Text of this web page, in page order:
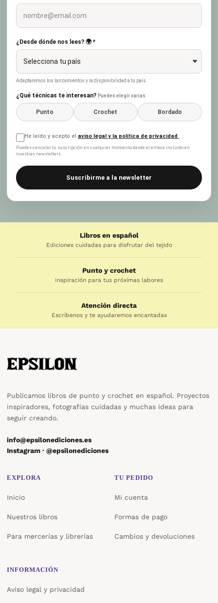
¿Desde dónde nos lees? 🌍 *
Adaptaremos los lanzamientos y la disponibilidad a tu país.
¿Qué técnicas te interesan? Puedes elegir varias
Punto Crochet Bordado
He leído y acepto el aviso legal y la política de privacidad .
Puedes cancelar tu suscripción en cualquier momento desde el enlace incluido en
nuestras newsletters.
Suscribirme a la newsletter
Libros en español
Ediciones cuidadas para disfrutar del tejido
Punto y crochet
Inspiración para tus próximas labores
Atención directa
Escríbenos y te ayudaremos encantadas
Publicamos libros de punto y crochet en español. Proyectos
inspiradores, fotografías cuidadas y muchas ideas para
seguir creando.
info@epsilonediciones.es
Instagram · @epsilonediciones
EXPLORA
Inicio
Nuestros libros
Para mercerías y librerías
TU PEDIDO
Mi cuenta
Formas de pago
Cambios y devoluciones
INFORMACIÓN
Aviso legal y privacidad